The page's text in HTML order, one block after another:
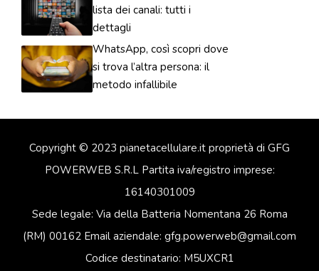
lista dei canali: tutti i
dettagli
WhatsApp, così scopri dove
si trova l’altra persona: il
metodo infallibile
Copyright © 2023 pianetacellulare.it proprietà di GFG
POWERWEB S.R.L Partita iva/registro imprese:
16140301009
Sede legale: Via della Batteria Nomentana 26 Roma
(RM) 00162 Email aziendale: gfg.powerweb@gmail.com
Codice destinatario: M5UXCR1